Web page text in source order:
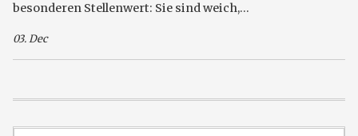
besonderen Stellenwert: Sie sind weich,...
03. Dec